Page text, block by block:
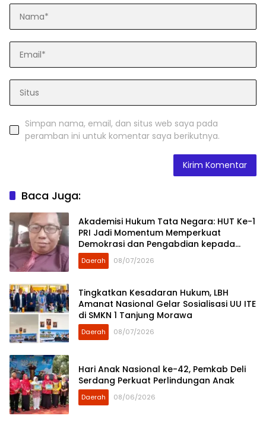
Simpan nama, email, dan situs web saya pada
peramban ini untuk komentar saya berikutnya.
Baca Juga:
Akademisi Hukum Tata Negara: HUT Ke-1
PRI Jadi Momentum Memperkuat
Demokrasi dan Pengabdian kepada
Rakyat
Daerah 08/07/2026
Tingkatkan Kesadaran Hukum, LBH
Amanat Nasional Gelar Sosialisasi UU ITE
di SMKN 1 Tanjung Morawa
Daerah 08/07/2026
Hari Anak Nasional ke-42, Pemkab Deli
Serdang Perkuat Perlindungan Anak
Daerah 08/06/2026